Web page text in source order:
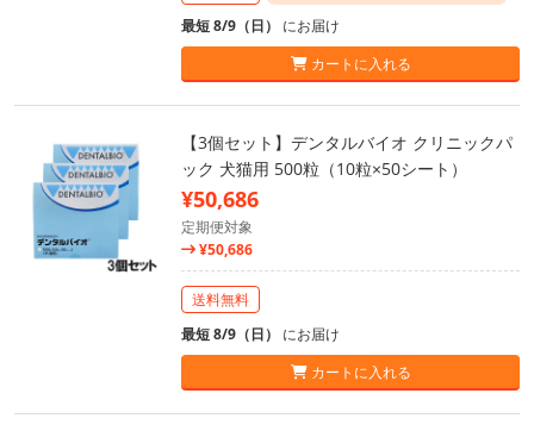
最短 8/9（日） にお届け
カートに入れる
【3個セット】デンタルバイオ クリニックパ
ック 犬猫用 500粒（10粒×50シート）
¥50,686
定期便対象
¥50,686
送料無料
最短 8/9（日） にお届け
カートに入れる